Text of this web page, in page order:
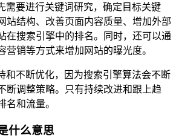
需要进行关键词研究，确定目标关键
站结构、改善页面内容质量、增加外部
在搜索引擎中的排名。同时，还可以通
营销等方式来增加网站的曝光度。
和不断优化，因为搜索引擎算法会不断
断调整策略。只有持续改进和跟上趋
名和流量。
什么意思